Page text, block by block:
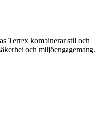
Terrex kombinerar stil och
och miljöengagemang.